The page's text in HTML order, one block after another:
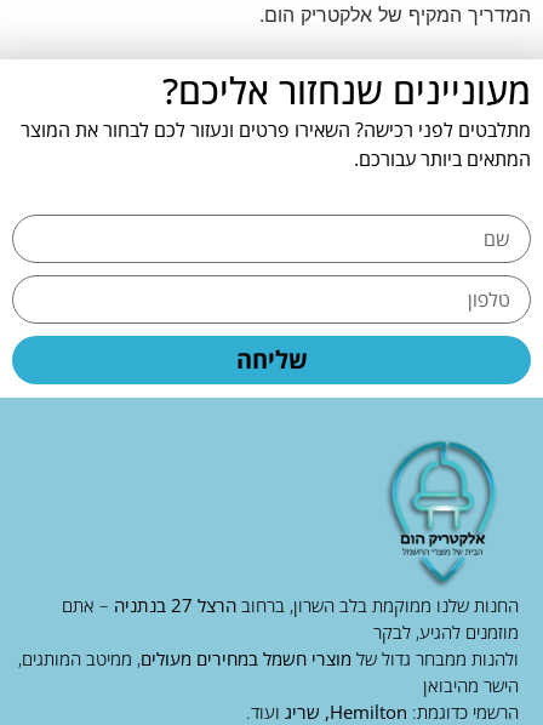
המדריך המקיף של אלקטריק הום.
מעוניינים שנחזור אליכם?
מתלבטים לפני רכישה? השאירו פרטים ונעזור לכם לבחור את המוצר
המתאים ביותר עבורכם.
שליחה
החנות שלנו ממוקמת בלב השרון, ברחוב הרצל 27 בנתניה
– אתם
מוזמנים להגיע, לבקר
ולהנות ממבחר גדול של מוצרי חשמל במחירים מעולים, ממיטב המותגים,
הישר מהיבואן
הרשמי כדוגמת: Hemilton, שריג ועוד.